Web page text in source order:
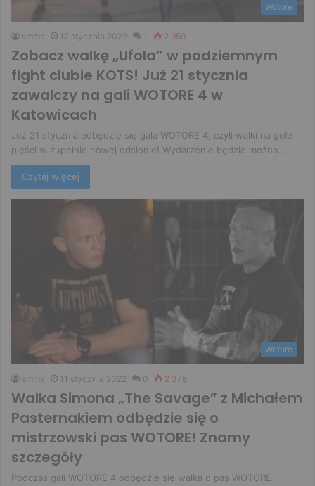
Wotore
smma 17 stycznia 2022 1 2 950
Zobacz walkę „Ufola” w podziemnym
fight clubie KOTS! Już 21 stycznia
zawalczy na gali WOTORE 4 w
Katowicach
Już 21 stycznia odbędzie się gala WOTORE 4, czyli walki na gołe
pięści w zupełnie nowej odsłonie! Wydarzenie będzie można…
Czytaj więcej
Wotore
smma 11 stycznia 2022 0 2 378
Walka Simona „The Savage” z Michałem
Pasternakiem odbędzie się o
mistrzowski pas WOTORE! Znamy
szczegóły
Podczas gali WOTORE 4 odbędzie się walka o pas WOTORE